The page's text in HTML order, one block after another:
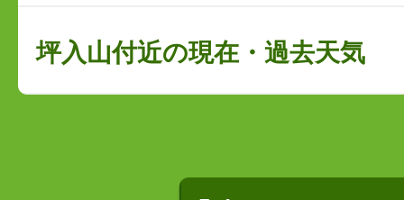
坪入山付近の現在・過去天気